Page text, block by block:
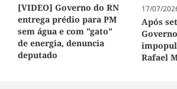
[VIDEO] Governo do RN
entrega prédio para PM
sem água e com "gato"
de energia, denuncia
deputado
17/07/
Após
Rafael